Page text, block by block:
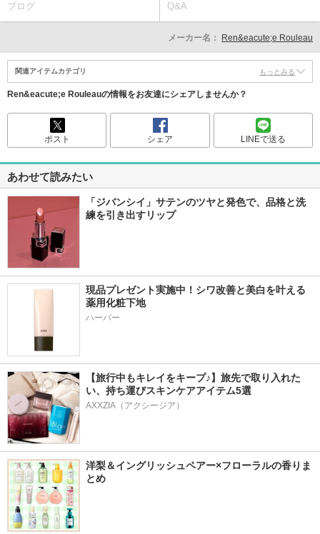
ブログ Q&A
メーカー名： Ren&eacute;e Rouleau
関連アイテムカテゴリ もっとみる
Ren&eacute;e Rouleauの情報をお友達にシェアしませんか？
ポスト シェア LINEで送る
あわせて読みたい
「ジバンシイ」サテンのツヤと発色で、品格と洗
練を引き出すリップ
現品プレゼント実施中！シワ改善と美白を叶える
薬用化粧下地
ハーバー
【旅行中もキレイをキープ♪】旅先で取り入れた
い、持ち運びスキンケアアイテム5選
AXXZIA（アクシージア）
洋梨＆イングリッシュペアー×フローラルの香りま
とめ